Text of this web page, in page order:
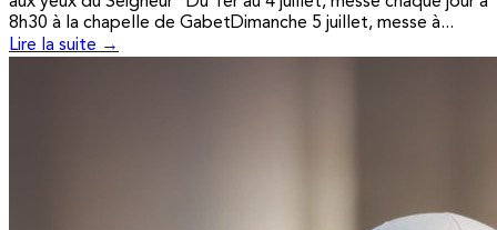
8h30 à la chapelle de GabetDimanche 5 juillet, messe à...
Lire la suite →